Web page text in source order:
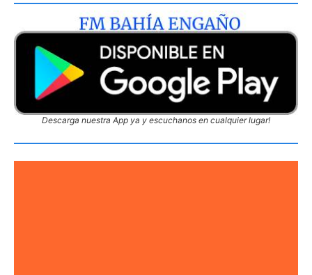
Descarga nuestra App ya y escuchanos en cualquier lugar!